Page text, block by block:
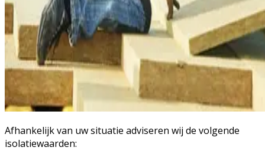
Afhankelijk van uw situatie adviseren wij de volgende
isolatiewaarden: